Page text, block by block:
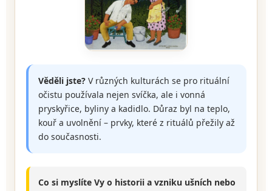
Věděli jste? V různých kulturách se pro rituální
očistu používala nejen svíčka, ale i vonná
pryskyřice, byliny a kadidlo. Důraz byl na teplo,
kouř a uvolnění – prvky, které z rituálů přežily až
do současnosti.
Co si myslíte Vy o historii a vzniku ušních nebo